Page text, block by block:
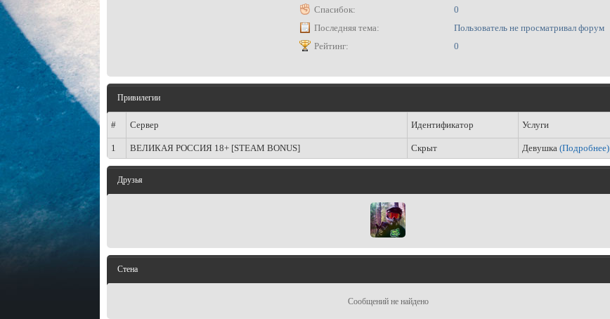
Спасибок:
0
Последняя тема:
Пользователь не просматривал форум
Рейтинг:
0
Привилегии
# Сервер Идентификатор Услуги
1 ВЕЛИКАЯ РОССИЯ 18+ [STEAM BONUS] Скрыт Девушка (Подробнее)
Друзья
Стена
Сообщений не найдено